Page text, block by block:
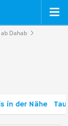
Dahab
in der Nähe